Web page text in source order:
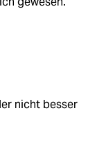
nicht besser